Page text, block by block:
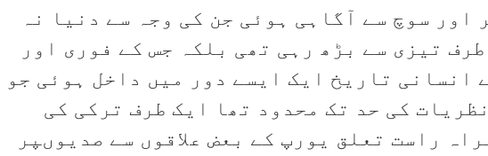
اور سوچ سے آگاہی ہوئی جن کی وجہ سے دنیا نہ
تیزی سے بڑھ رہی تھی بلکہ جس کے فوری اور
انسانی تاریخ ایک ایسے دور میں داخل ہوئی جو
کی حد تک محدود تھا ایک طرف ترکی کی
راست تعلق یورپ کے بعض علاقوں سے صدیوںپر